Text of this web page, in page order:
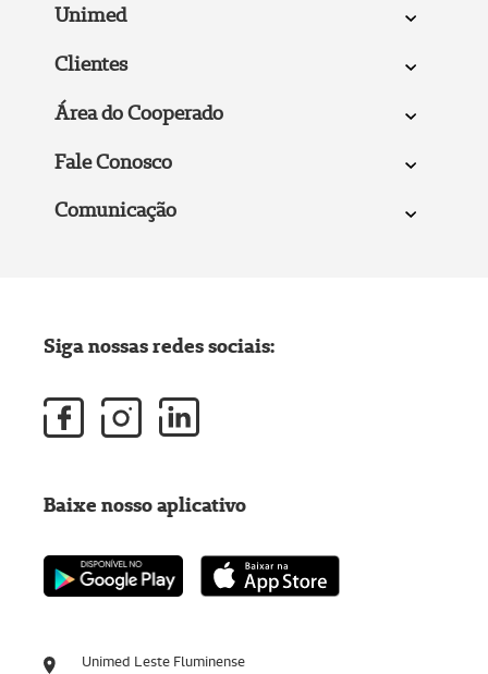
Unimed
Clientes
Área do Cooperado
Fale Conosco
Comunicação
Unimed Leste Fluminense
Siga nossas redes sociais:
Baixe nosso aplicativo